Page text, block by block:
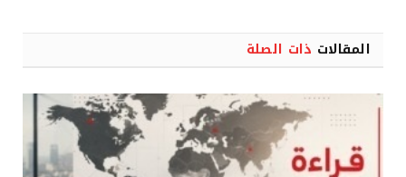
المقالات ذات الصلة